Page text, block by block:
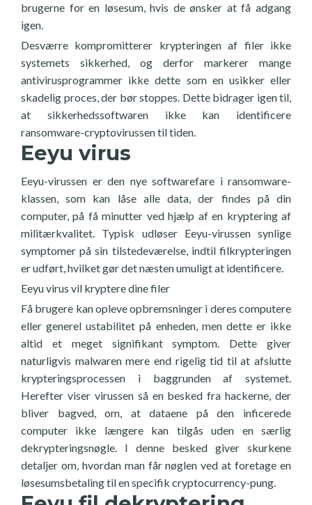
brugerne for en løsesum, hvis de ønsker at få adgang
igen.
Desværre kompromitterer krypteringen af filer ikke
systemets sikkerhed, og derfor markerer mange
antivirusprogrammer ikke dette som en usikker eller
skadelig proces, der bør stoppes. Dette bidrager igen til,
at sikkerhedssoftwaren ikke kan identificere
ransomware-cryptovirussen til tiden.
Eeyu virus
Eeyu-virussen er den nye softwarefare i ransomware-
klassen, som kan låse alle data, der findes på din
computer, på få minutter ved hjælp af en kryptering af
militærkvalitet. Typisk udløser Eeyu-virussen synlige
symptomer på sin tilstedeværelse, indtil filkrypteringen
er udført, hvilket gør det næsten umuligt at identificere.
Eeyu virus vil kryptere dine filer
Få brugere kan opleve opbremsninger i deres computere
eller generel ustabilitet på enheden, men dette er ikke
altid et meget signifikant symptom. Dette giver
naturligvis malwaren mere end rigelig tid til at afslutte
krypteringsprocessen i baggrunden af systemet.
Herefter viser virussen så en besked fra hackerne, der
bliver bagved, om, at dataene på den inficerede
computer ikke længere kan tilgås uden en særlig
dekrypteringsnøgle. I denne besked giver skurkene
detaljer om, hvordan man får nøglen ved at foretage en
løsesumsbetaling til en specifik cryptocurrency-pung.